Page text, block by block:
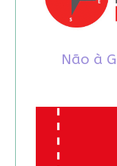
Não à